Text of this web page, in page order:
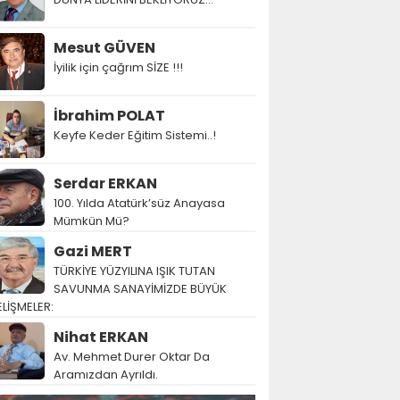
Mesut GÜVEN
İyilik için çağrım SİZE !!!
İbrahim POLAT
Keyfe Keder Eğitim Sistemi..!
Serdar ERKAN
100. Yılda Atatürk’süz Anayasa
Mümkün Mü?
Gazi MERT
TÜRKİYE YÜZYILINA IŞIK TUTAN
SAVUNMA SANAYİMİZDE BÜYÜK
Nihat ERKAN
Av. Mehmet Durer Oktar Da
Aramızdan Ayrıldı.